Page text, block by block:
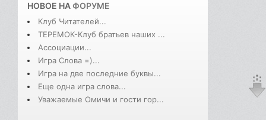
НОВОЕ НАФОРУМЕ
Клуб Читателей...
ТЕРЕМОК-Клуб братьев наших ...
Ассоциации...
Игра Слова =)...
Игра на две последние буквы...
Еще одна игра слова...
Уважаемые Омичи и гости гор...